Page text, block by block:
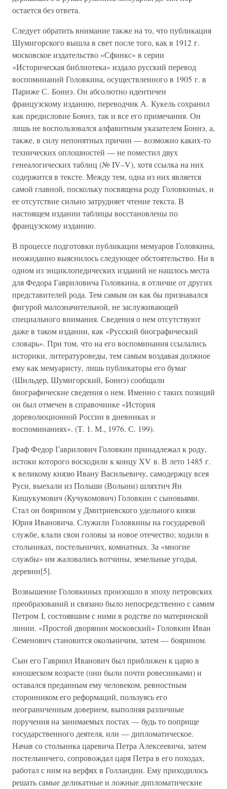
остается без ответа.
Следует обратить внимание также на то, что публикация
Шумигорского вышла в свет после того, как в 1912 г.
московское издательство «Сфинкс» в серии
«Историческая библиотека» издало русский перевод
воспоминаний Головкина, осуществленного в 1905 г. в
Париже С. Боннэ. Он абсолютно идентичен
французскому изданию, переводчик А. Кукель сохранил
как предисловие Боннэ, так и все его примечания. Он
лишь не воспользовался алфавитным указателем Боннэ, а,
также, в силу непонятных причин — возможно каких-то
технических оплошностей — не поместил двух
генеалогических таблиц (№ IV–V), хотя ссылка на них
содержится в тексте. Между тем, одна из них является
самой главной, поскольку посвящена роду Головкиных, и
ее отсутствие сильно затрудняет чтение текста. В
настоящем издании таблицы восстановлены по
французскому изданию.
В процессе подготовки публикации мемуаров Головкина,
неожиданно выяснилось следующее обстоятельство. Ни в
одном из энциклопедических изданий не нашлось места
для Федора Гавриловича Головкина, в отличие от других
представителей рода. Тем самым он как бы признавался
фигурой малозначительной, не заслуживающей
специального внимания. Сведения о нем отсутствуют
даже в таком издании, как «Русский биографический
словарь». При том, что на его воспоминания ссылались
историки, литературоведы, тем самым воздавая должное
ему как мемуаристу, лишь публикаторы его бумаг
(Шильдер, Шумигорский, Боннэ) сообщали
биографические сведения о нем. Именно с таких позиций
он был отмечен в справочнике «История
дореволюционной России в дневниках и
воспоминаниях». (Т. 1. М., 1976. С. 199).
Граф Федор Гаврилович Головкин принадлежал к роду,
истоки которого восходили к концу XV в. В лето 1485 г.
к великому князю Ивану Васильевичу, самодержцу всея
Руси, выехали из Польши (Волыни) шляхтич Ян
Кишукумович (Кучукомович) Головкин с сыновьями.
Стал он боярином у Дмитриевского удельного князя
Юрия Ивановича. Служили Головкины на государевой
службе, клали свои головы за новое отечество; ходили в
стольниках, постельничих, комнатных. За «многие
службы» им жаловались вотчины, земельные угодья,
деревни[5].
Возвышение Головкиных произошло в эпоху петровских
преобразований и связано было непосредственно с самим
Петром I, состоявшим с ними в родстве по материнской
линии. «Простой дворянин московский» Головкин Иван
Семенович становится окольничим, затем — боярином.
Сын его Гавриил Иванович был приближен к царю в
юношеском возрасте (они были почти ровесниками) и
оставался преданным ему человеком, ревностным
сторонником его реформаций, пользуясь его
неограниченным доверием, выполняя различные
поручения на занимаемых постах — будь то поприще
государственного деятеля, или — дипломатическое.
Начав со стольника царевича Петра Алексеевича, затем
постельничего, сопровождал царя Петра в его походах,
работал с ним на верфях в Голландии. Ему приходилось
решать самые деликатные и ложные дипломатические